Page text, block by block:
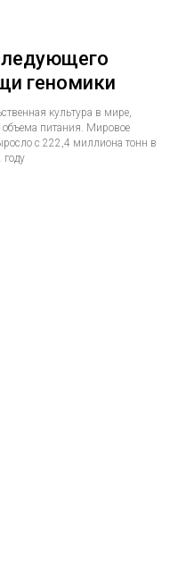
геномики
культура в мире,
объема питания. Мировое
с 222,4 миллиона тонн в